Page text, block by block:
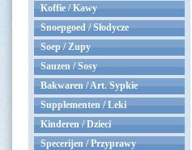
Koffie / Kawy
Snoepgoed / Słodycze
Soep / Zupy
Sauzen / Sosy
Bakwaren / Art. Sypkie
Supplementen / Leki
Kinderen / Dzieci
Specerijen / Przyprawy